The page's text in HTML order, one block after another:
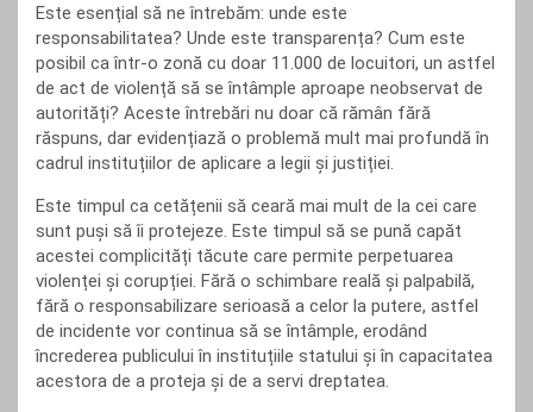
Este esențial să ne întrebăm: unde este
responsabilitatea? Unde este transparența? Cum este
posibil ca într-o zonă cu doar 11.000 de locuitori, un astfel
de act de violență să se întâmple aproape neobservat de
autorități? Aceste întrebări nu doar că rămân fără
răspuns, dar evidențiază o problemă mult mai profundă în
cadrul instituțiilor de aplicare a legii și justiției.
Este timpul ca cetățenii să ceară mai mult de la cei care
sunt puși să îi protejeze. Este timpul să se pună capăt
acestei complicități tăcute care permite perpetuarea
violenței și corupției. Fără o schimbare reală și palpabilă,
fără o responsabilizare serioasă a celor la putere, astfel
de incidente vor continua să se întâmple, erodând
încrederea publicului în instituțiile statului și în capacitatea
acestora de a proteja și de a servi dreptatea.